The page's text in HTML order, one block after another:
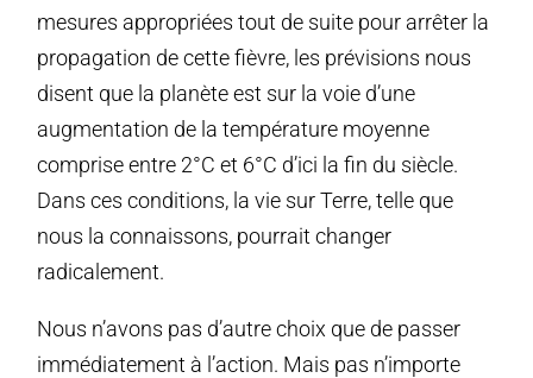
mesures appropriées tout de suite pour arrêter la
propagation de cette fièvre, les prévisions nous
disent que la planète est sur la voie d’une
augmentation de la température moyenne
comprise entre 2°C et 6°C d’ici la fin du siècle.
Dans ces conditions, la vie sur Terre, telle que
nous la connaissons, pourrait changer
radicalement.
Nous n’avons pas d’autre choix que de passer
immédiatement à l’action. Mais pas n’importe